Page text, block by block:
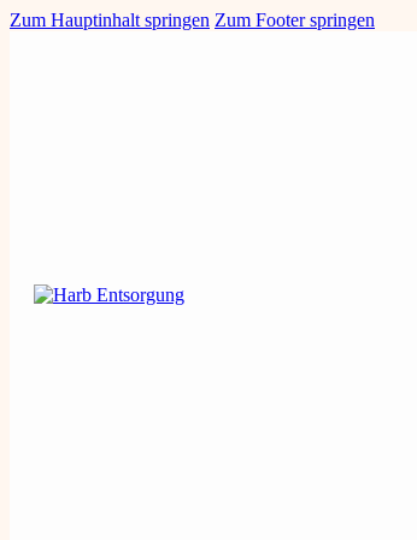
Zum Hauptinhalt springen Zum Footer springen